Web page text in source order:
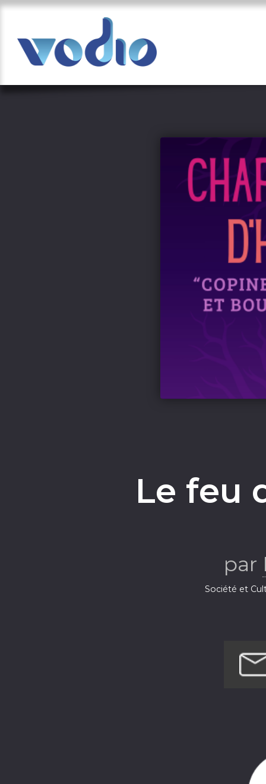
Le feu
par
Société et